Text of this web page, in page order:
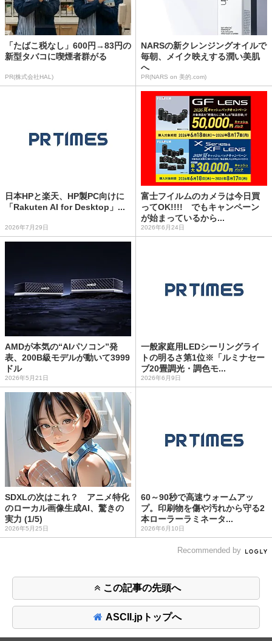
「たばこ税なし」600円→83円の
新型タバコに喫煙者群がる
PR(株式会社HAL)
NARSの新クレンジングオイルで
毎朝、メイク映えする潤い美肌
へ
PR(NARS on 美的.com)
日本HPと楽天、HP製PC向けに
「Rakuten AI for Desktop」...
2026年7月29日
富士フイルムのカメラは今日買
ってOK!!!! でもキャンペーン
が始まっているから...
2026年6月24日
AMDが本気の“AIパソコン”発
表、200B級モデルが動いて3999
ドル
2026年5月21日
一般家庭用LEDシーリングライ
トの明るさ第1位※「ルミナセー
ブ20畳調光・調色モ...
2026年6月9日
SDXLの次はこれ？ アニメ特化
のローカル画像生成AI、驚きの
実力 (1/5)
2026年5月25日
60～90秒で高速ウォームアッ
プ。印刷物を傷や汚れから守る2
本ローラーラミネータ...
2026年6月10日
Recommended by
この記事の先頭へ
ASCII.jpトップへ